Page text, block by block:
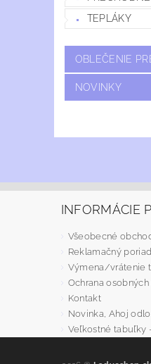
TEPLÁKY
OBLEČENIE
NOVINKY
INFORMÁCIE
Všeobecné
Reklamačný
Výmena/vrátenie
Ochrana
Kontakt
Novinka, Ahoj
Veľkostné tabuľky